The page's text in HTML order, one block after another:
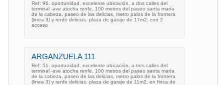
Ref: 96. oportunidad, excelente ubicación, a dos calles del
terminal -ave atocha renfe, 100 metros del paseo santa maría
de la cabeza, paseo de las delicias, metro palos de la frontera
(linea 3) y renfe delicias. plaza de garaje de 17m2, con 2
acceso
ARGANZUELA 111
Ref: 51. oportunidad, excelente ubicación, a tres calles del
terminal -ave atocha renfe, 100 metros del paseo santa maría
de la cabeza, paseo de las delicias, metro palos de la frontera
(linea 3) y renfe delicias. plaza de garaje de 11m2, en finca de